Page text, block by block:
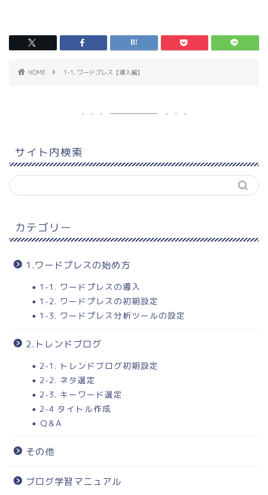
HOME 1-1. ワードプレス【導入編】
サイト内検索
カテゴリー
1.ワードプレスの始め方
1-1. ワードプレスの導入
1-2. ワードプレスの初期設定
1-3. ワードプレス分析ツールの設定
2.トレンドブログ
2-1. トレンドブログ初期設定
2-2. ネタ選定
2-3. キーワード選定
2-4 タイトル作成
Ｑ&Ａ
その他
ブログ学習マニュアル